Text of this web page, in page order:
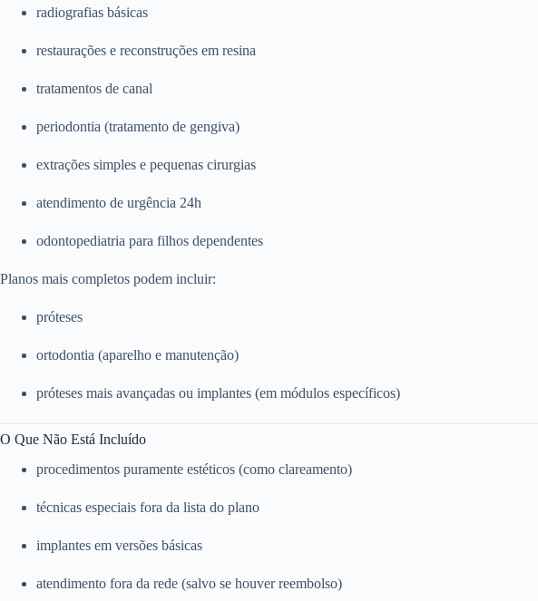
radiografias básicas
restaurações e reconstruções em resina
tratamentos de canal
periodontia (tratamento de gengiva)
extrações simples e pequenas cirurgias
atendimento de urgência 24h
odontopediatria para filhos dependentes
Planos mais completos podem incluir:
próteses
ortodontia (aparelho e manutenção)
próteses mais avançadas ou implantes (em módulos específicos)
O Que Não Está Incluído
procedimentos puramente estéticos (como clareamento)
técnicas especiais fora da lista do plano
implantes em versões básicas
atendimento fora da rede (salvo se houver reembolso)